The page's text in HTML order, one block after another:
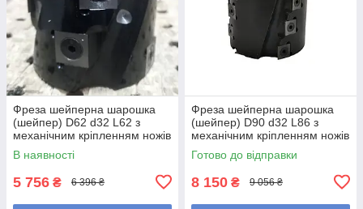
Фреза шейперна шарошка
(шейпер) D62 d32 L62 з
механічним кріпленням ножів
сталь
В наявності
5 756 ₴ 6 396 ₴
Фреза шейперна шарошка
(шейпер) D90 d32 L86 з
механічним кріпленням ножів
сталь
Готово до відправки
8 150 ₴ 9 056 ₴